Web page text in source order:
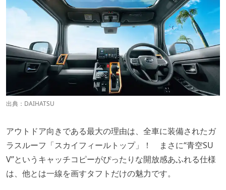
出典： DAIHATSU
アウトドア向きである最大の理由は、全車に装備されたガ
ラスルーフ「スカイフィールトップ」！ まさに“青空SU
V”というキャッチコピーがぴったりな開放感あふれる仕様
は、他とは一線を画すタフトだけの魅力です。